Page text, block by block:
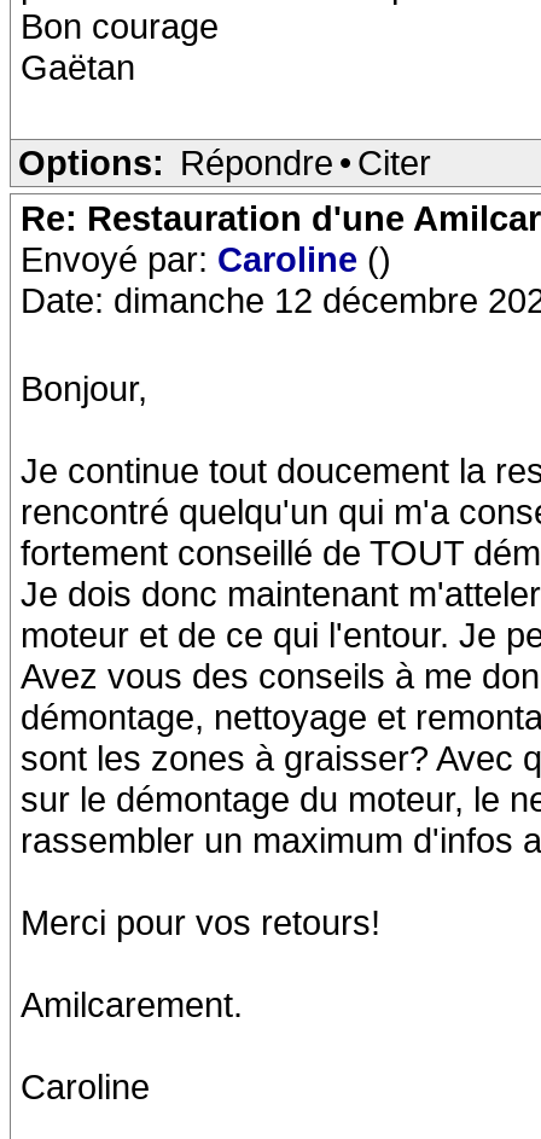
Bon courage
Gaëtan
Options: Répondre • Citer
Re: Restauration d'une
Envoyé par: Caroline ()
Date: dimanche 12 décembre
Bonjour,
Je continue tout doucement la
rencontré quelqu'un qui m'a
fortement conseillé de TOUT
Je dois donc maintenant
moteur et de ce qui l'entour. Je
Avez vous des conseils à me
démontage, nettoyage et
sont les zones à graisser? Avec
sur le démontage du moteur, le
rassembler un maximum d'infos
Merci pour vos retours!
Amilcarement.
Caroline